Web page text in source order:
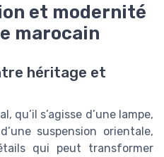
et modernité
marocain
héritage et
qu’il s’agisse d’une lampe,
suspension orientale,
qui peut transformer